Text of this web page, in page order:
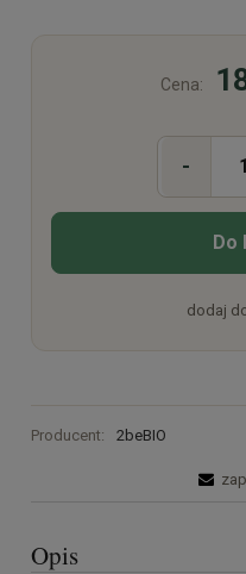
Cena:
-
Do
dodaj
Producent: 2beBIO
Opis